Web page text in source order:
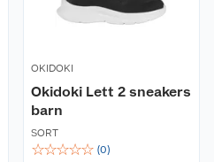
OKIDOKI
Okidoki Lett 2 sneakers
barn
SORT
☆☆☆☆☆ (0)